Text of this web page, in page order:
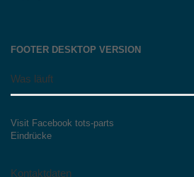
FOOTER DESKTOP VERSION
Was läuft
Visit Facebook tots-parts
Eindrücke
Kontaktdaten